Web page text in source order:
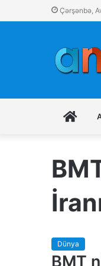
Çərşənbə,
İLK
Dünya
BMT